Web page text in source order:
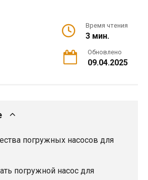
Время чтения
3 мин.
Обновлено
09.04.2025
погружных насосов для
погружной насос для